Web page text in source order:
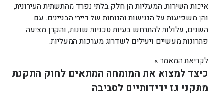
איכות השירות. המעליות הן חלק בלתי נפרד מהתשתית העירונית,
והן משפיעות על הנגישות והנוחות של דיירי הבניינים. עם
השנים, עלולות להתרחש בעיות טכניות שונות, והקרן מציעה
פתרונות מעשיים ויעילים לשדרוג מערכות המעליות.
לקריאת המאמר »
כיצד למצוא את המומחה המתאים לחוק התקנת
מתקני גז ידידותיים לסביבה